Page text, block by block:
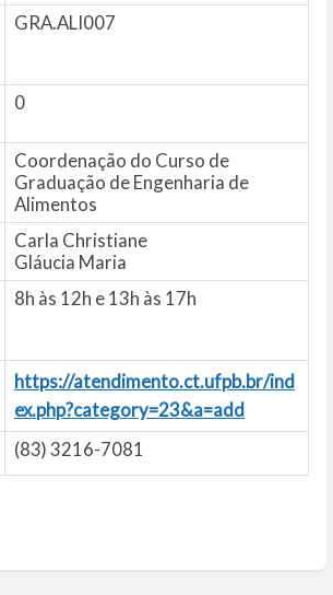
GRA.ALI007
0
Coordenação do Curso de
Graduação de Engenharia de
Alimentos
Carla Christiane
Gláucia Maria
8h às 12h e 13h às 17h
https://atendimento.ct.ufpb.br/ind
ex.php?category=23&a=add
(83) 3216-7081